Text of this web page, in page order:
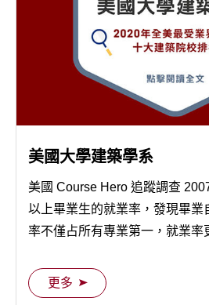
美國大學建築學系
美國 Course Hero 追蹤調查
以上畢業生的就業率，發現畢業
率不僅占所有專業第一，就業率
也越來越高。 顧問群同樣為讀者
大學建築系的重點，要帶大家一
更多